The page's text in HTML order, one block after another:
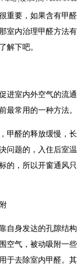
重要，如果含有甲
室内治理甲醛方法
解下吧。
进室内外空气的流
最常用的一种方法。
甲醛的释放缓慢，
问题的，入住后室
的，所以开窗通风
自身发达的孔隙结
空气，被动吸附一
于去除室内甲醛。